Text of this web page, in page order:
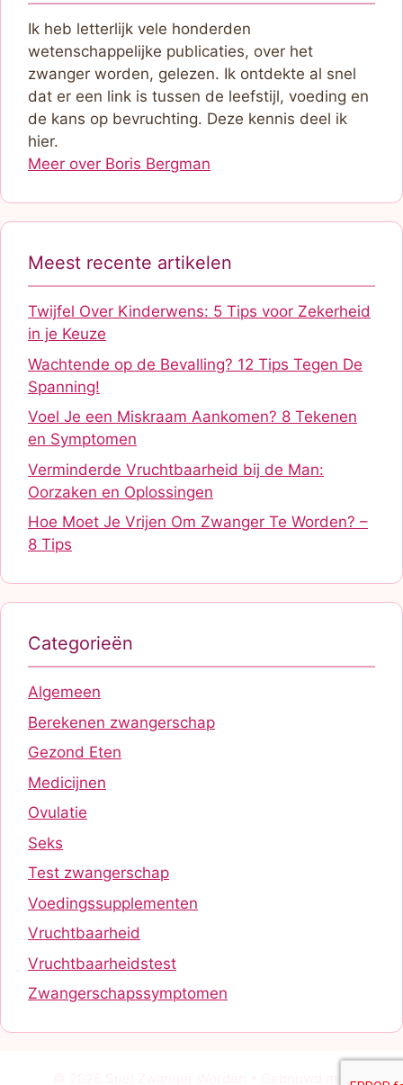
Ik heb letterlijk vele honderden
wetenschappelijke publicaties, over het
zwanger worden, gelezen. Ik ontdekte al snel
dat er een link is tussen de leefstijl, voeding en
de kans op bevruchting. Deze kennis deel ik
hier.
Meer over Boris Bergman
Meest recente artikelen
Twijfel Over Kinderwens: 5 Tips voor Zekerheid
in je Keuze
Wachtende op de Bevalling? 12 Tips Tegen De
Spanning!
Voel Je een Miskraam Aankomen? 8 Tekenen
en Symptomen
Verminderde Vruchtbaarheid bij de Man:
Oorzaken en Oplossingen
Hoe Moet Je Vrijen Om Zwanger Te Worden? –
8 Tips
Categorieën
Algemeen
Berekenen zwangerschap
Gezond Eten
Medicijnen
Ovulatie
Seks
Test zwangerschap
Voedingssupplementen
Vruchtbaarheid
Vruchtbaarheidstest
Zwangerschapssymptomen